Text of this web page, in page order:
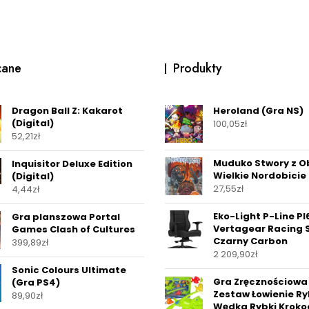
Dragon Ball Z: Kakarot
(Digital)
52,21zł
Inquisitor Deluxe Edition
(Digital)
4,44zł
Gra planszowa Portal
Games Clash of Cultures
399,89zł
Sonic Colours Ultimate
(Gra PS4)
89,90zł
Produkty
Heroland (Gra NS)
100,05zł
Muduko Stwory z
Wielkie Nordobicie
27,55zł
Eko-Light P-Line
Vertagear Racing
Czarny Carbon
2 209,90zł
Gra Zręcznościowa
Zestaw Łowienie